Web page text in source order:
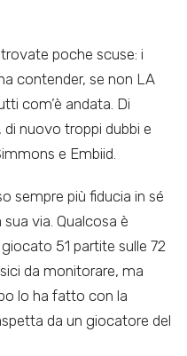
poche scuse: i
contender, se non LA
com’è andata. Di
, di nuovo troppi dubbi e
e Embiid.
sempre più fiducia in sé
via. Qualcosa è
51 partite sulle 72
da monitorare, ma
lo ha fatto con la
da un giocatore del